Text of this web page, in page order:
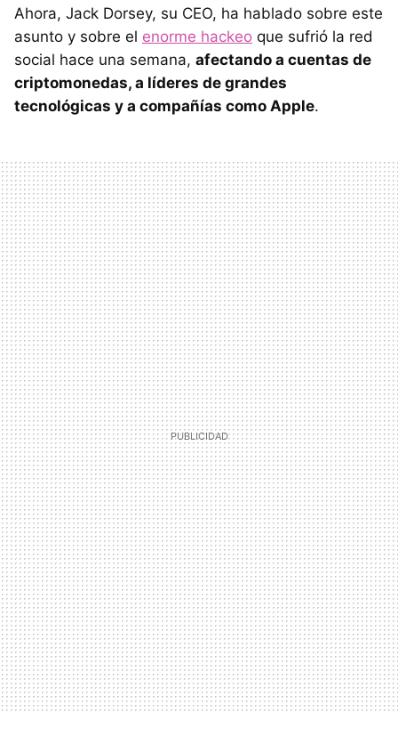
Ahora, Jack Dorsey, su CEO, ha hablado sobre este
asunto y sobre el enorme hackeo que sufrió la red
social hace una semana, afectando a cuentas de
criptomonedas, a líderes de grandes
tecnológicas y a compañías como Apple.